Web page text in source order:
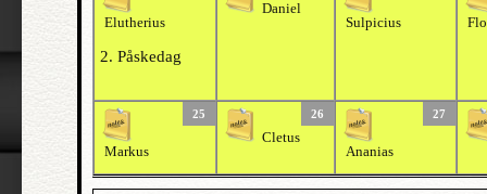
Elutherius
2. Påskedag
Daniel
Sulpicius
25
Markus
26
Cletus
27
Ananias